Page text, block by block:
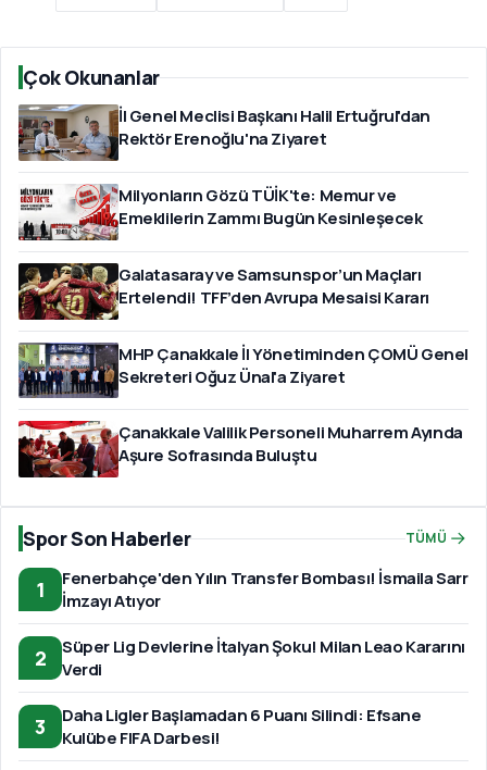
Çok Okunanlar
İl Genel Meclisi Başkanı Halil Ertuğrul'dan
Rektör Erenoğlu'na Ziyaret
Milyonların Gözü TÜİK'te: Memur ve
Emeklilerin Zammı Bugün Kesinleşecek
Galatasaray ve Samsunspor’un Maçları
Ertelendi! TFF’den Avrupa Mesaisi Kararı
MHP Çanakkale İl Yönetiminden ÇOMÜ Genel
Sekreteri Oğuz Ünal'a Ziyaret
Çanakkale Valilik Personeli Muharrem Ayında
Aşure Sofrasında Buluştu
Spor Son Haberler TÜMÜ
1
Fenerbahçe'den Yılın Transfer Bombası! İsmaila Sarr
İmzayı Atıyor
2
Süper Lig Devlerine İtalyan Şoku! Milan Leao Kararını
Verdi
3
Daha Ligler Başlamadan 6 Puanı Silindi: Efsane
Kulübe FIFA Darbesi!